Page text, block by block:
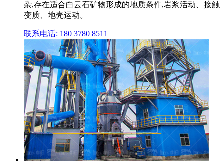
杂,存在适合白云石矿物形成的地质条件,岩浆活动、接触
变质、地壳运动。
联系电话: 180 3780 8511